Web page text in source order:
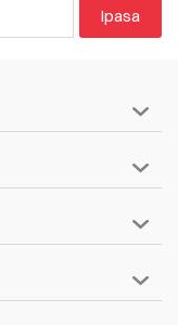
Ipasa